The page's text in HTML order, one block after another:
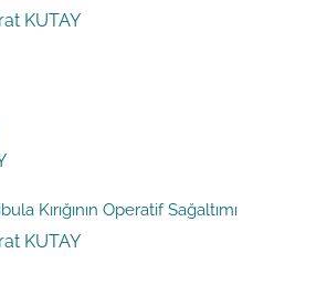
KUTAY
Kırığının Operatif Sağaltımı
KUTAY